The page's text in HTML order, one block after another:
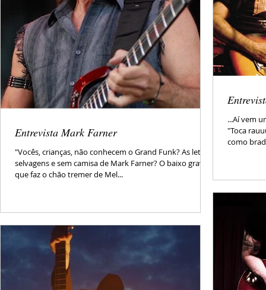
Entrevista Mark Farner
"Vocês, crianças, não conhecem o Grand Funk? As letras
selvagens e sem camisa de Mark Farner? O baixo grave
que faz o chão tremer de Mel...
...Aí vem
"Toca
como